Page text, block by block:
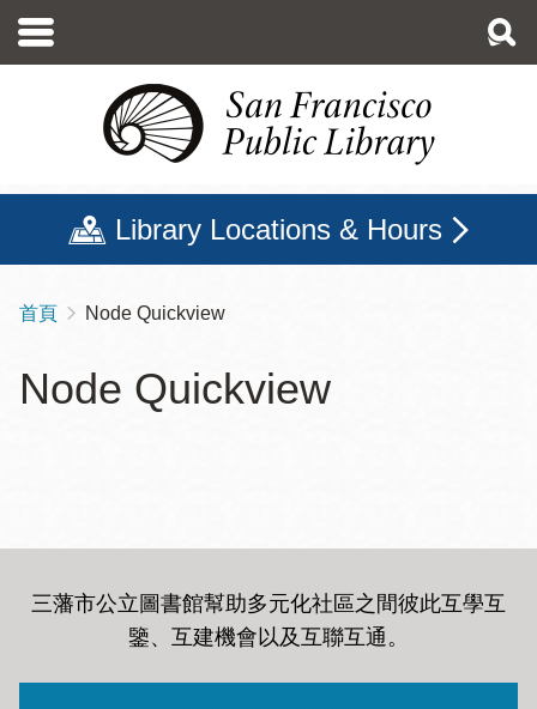
至
Library Locations & Hours
導
連
首頁 Node Quickview
Node Quickview
三藩市公立圖書館幫助多元化社區之間彼此互學互
鑒、互建機會以及互聯互通。